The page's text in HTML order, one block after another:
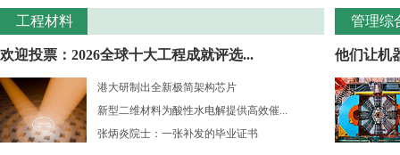
工程材料
欢迎投票：2026全球十大工程成就评选...
港大研制出全新极简架构芯片
新型二维材料为酸性水电解提供高效催...
张炳炎院士：一张补发的毕业证书
管理综
他们让机